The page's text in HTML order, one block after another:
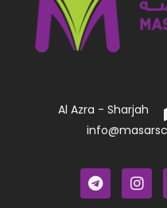
Al Azra - Sharjah